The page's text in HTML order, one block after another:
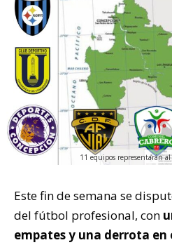
11 equipos representarán
Este fin de semana se
del fútbol profesional, con
empates y una derrota en